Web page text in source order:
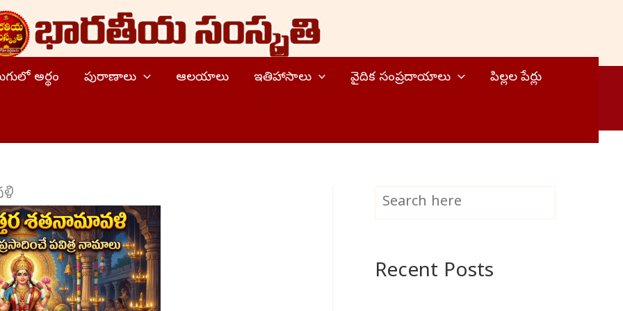
అర్థం పురాణాలు ఆలయాలు ఇతిహాసాలు వైదిక సంప్రదాయాలు పిల్లల పేర్లు
rRecent Posts